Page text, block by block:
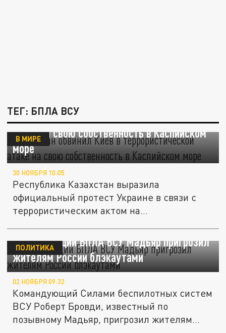
ТЕГ: БПЛА ВСУ
Казахстан обвинил Киев в террористической
атаке на свою собственность в Каспийском
море
В МИРЕ
30 НОЯБРЯ 10:05
Республика Казахстан выразила
официальный протест Украине в связи с
террористическим актом на
Командующий БПЛА ВСУ Мадьяр пригрозил
жителям России блэкаутами
ПОЛИТИКА
02 НОЯБРЯ 09:32
Командующий Силами беспилотных систем
ВСУ Роберт Бровди, известный по
позывному Мадьяр, пригрозил жителям...